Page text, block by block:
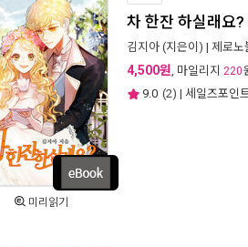
미리읽기
차 한잔 하실래요?
김지아 (지은이) | 제로노
4,500원, 마일리지 220
9.0 (2) | 세일즈포인